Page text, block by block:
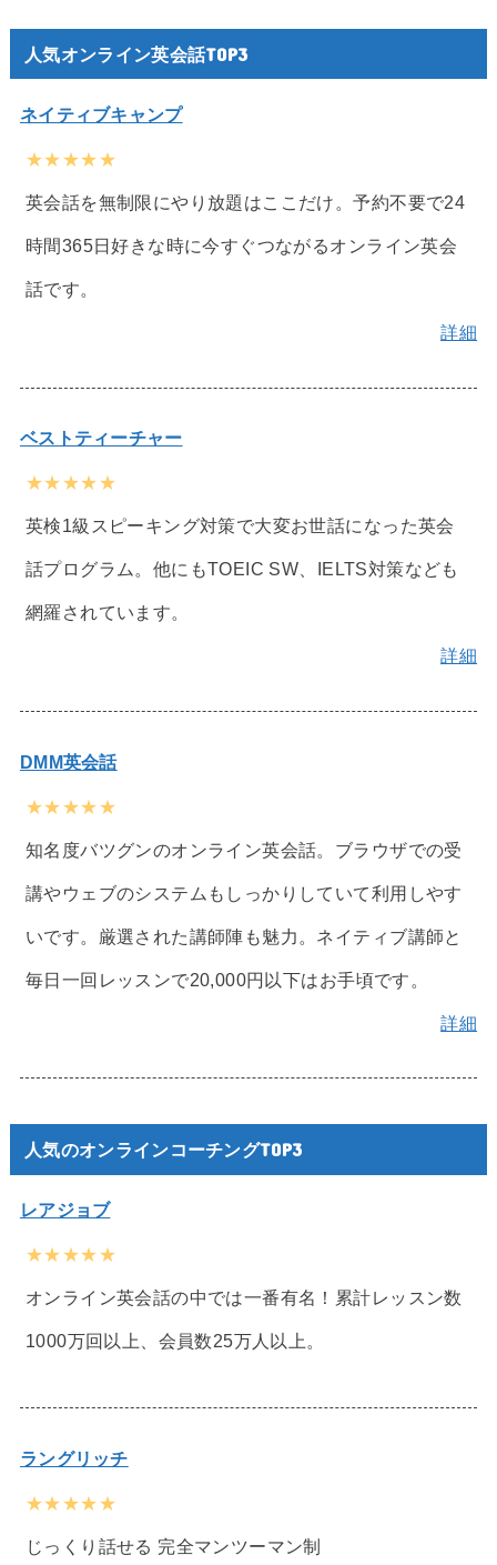
人気オンライン英会話TOP3
ネイティブキャンプ
★★★★★
英会話を無制限にやり放題はここだけ。予約不要で24
時間365日好きな時に今すぐつながるオンライン英会
話です。
詳細
ベストティーチャー
★★★★★
英検1級スピーキング対策で大変お世話になった英会
話プログラム。他にもTOEIC SW、IELTS対策なども
網羅されています。
詳細
DMM英会話
★★★★★
知名度バツグンのオンライン英会話。ブラウザでの受
講やウェブのシステムもしっかりしていて利用しやす
いです。厳選された講師陣も魅力。ネイティブ講師と
毎日一回レッスンで20,000円以下はお手頃です。
詳細
人気のオンラインコーチングTOP3
レアジョブ
★★★★★
オンライン英会話の中では一番有名！累計レッスン数
1000万回以上、会員数25万人以上。
ラングリッチ
★★★★★
じっくり話せる 完全マンツーマン制